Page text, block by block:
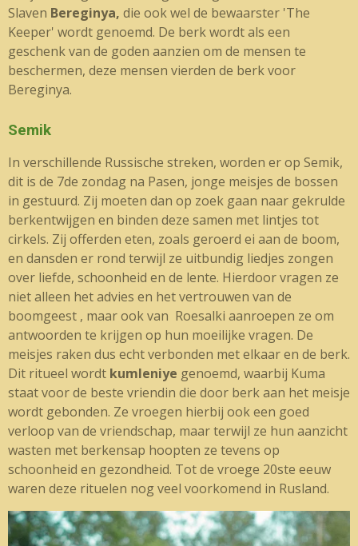
Slaven Bereginya, die ook wel de bewaarster 'The
Keeper' wordt genoemd. De berk wordt als een
geschenk van de goden aanzien om de mensen te
beschermen, deze mensen vierden de berk voor
Bereginya.
Semik
In verschillende Russische streken, worden er op Semik,
dit is de 7de zondag na Pasen, jonge meisjes de bossen
in gestuurd. Zij moeten dan op zoek gaan naar gekrulde
berkentwijgen en binden deze samen met lintjes tot
cirkels. Zij offerden eten, zoals geroerd ei aan de boom,
en dansden er rond terwijl ze uitbundig liedjes zongen
over liefde, schoonheid en de lente. Hierdoor vragen ze
niet alleen het advies en het vertrouwen van de
boomgeest , maar ook van Roesalki aanroepen ze om
antwoorden te krijgen op hun moeilijke vragen. De
meisjes raken dus echt verbonden met elkaar en de berk.
Dit ritueel wordt kumleniye genoemd, waarbij Kuma
staat voor de beste vriendin die door berk aan het meisje
wordt gebonden. Ze vroegen hierbij ook een goed
verloop van de vriendschap, maar terwijl ze hun aanzicht
wasten met berkensap hoopten ze tevens op
schoonheid en gezondheid. Tot de vroege 20ste eeuw
waren deze rituelen nog veel voorkomend in Rusland.